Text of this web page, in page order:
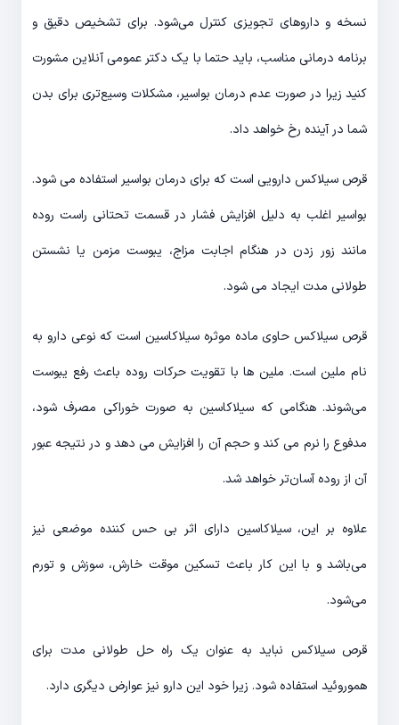
نسخه و داروهای تجویزی کنترل می‌شود. برای تشخیص دقیق و
برنامه درمانی مناسب، باید حتما با یک دکتر عمومی آنلاین مشورت
کنید زیرا در صورت عدم درمان بواسیر، مشکلات وسیع‌تری برای بدن
شما در آینده رخ خواهد داد.
قرص سیلاکس دارویی است که برای درمان بواسیر استفاده می شود.
بواسیر اغلب به دلیل افزایش فشار در قسمت تحتانی راست روده
مانند زور زدن در هنگام اجابت مزاج، یبوست مزمن یا نشستن
طولانی مدت ایجاد می شود.
قرص سیلاکس حاوی ماده موثره سیلاکاسین است که نوعی دارو به
نام ملین است. ملین ها با تقویت حرکات روده باعث رفع یبوست
می‌شوند. هنگامی که سیلاکاسین به صورت خوراکی مصرف شود،
مدفوع را نرم می کند و حجم آن را افزایش می دهد و در نتیجه عبور
آن از روده آسان‌تر خواهد شد.
علاوه بر این، سیلاکاسین دارای اثر بی حس کننده موضعی نیز
می‌باشد و با این کار باعث تسکین موقت خارش، سوزش و تورم
می‌شود.
قرص سیلاکس نباید به عنوان یک راه حل طولانی مدت برای
هموروئید استفاده شود. زیرا خود این دارو نیز عوارض دیگری دارد.